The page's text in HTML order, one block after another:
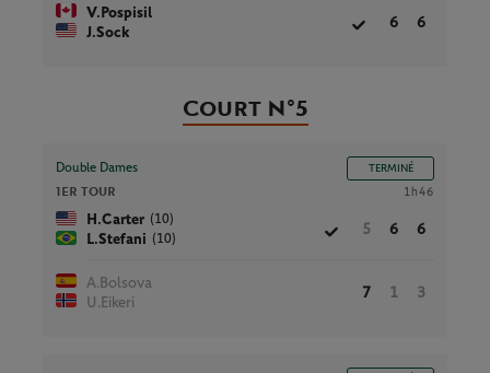
V.Pospisil
J.Sock
6 6
Court N°5
Double Dames TERMINÉ
1ER TOUR 1h46
H.Carter (10)
L.Stefani (10)
5 6 6
A.Bolsova
U.Eikeri
7 1 3